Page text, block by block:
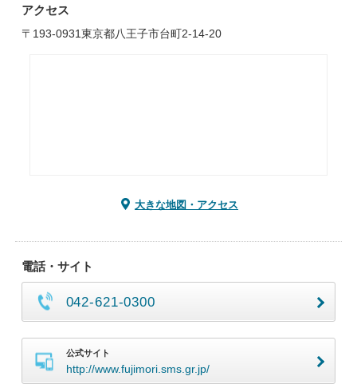
アクセス
〒193-0931東京都八王子市台町2-14-20
大きな地図・アクセス
電話・サイト
042-621-0300
公式サイト
http://www.fujimori.sms.gr.jp/